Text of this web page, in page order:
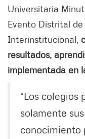
Universitaria
Evento Distrital
Interinstitucional,
resultados,
implementada en
“Los colegios
solamente
conocimiento